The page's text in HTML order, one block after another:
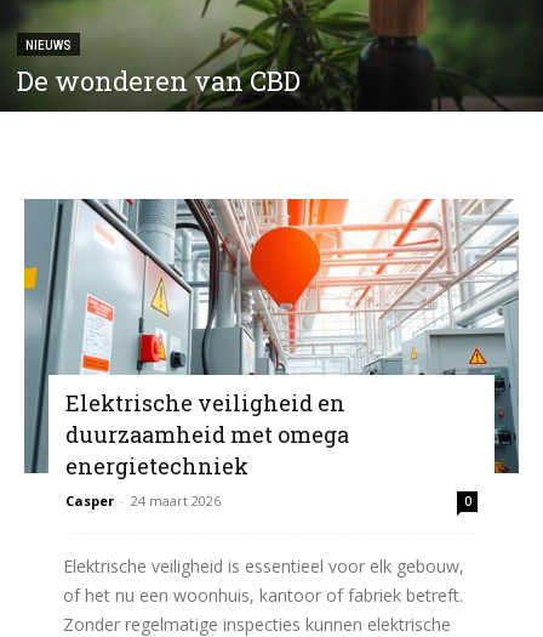
NIEUWS
De wonderen van CBD
Elektrische veiligheid en
duurzaamheid met omega
energietechniek
Casper - 24 maart 2026 0
Elektrische veiligheid is essentieel voor elk gebouw,
of het nu een woonhuis, kantoor of fabriek betreft.
Zonder regelmatige inspecties kunnen elektrische